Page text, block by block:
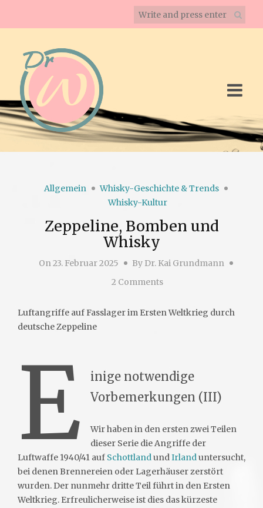
Allgemein
Whisky-Geschichte & Trends
Whisky-Kultur
Zeppeline, Bomben und
Whisky
On23. Februar 2025 By Dr. Kai Grundmann
2 Comments
Luftangriffe auf Fasslager im Ersten Weltkrieg durch
deutsche Zeppeline
E
inige notwendige
Vorbemerkungen (III)
Wir haben in den ersten zwei Teilen
dieser Serie die Angriffe der
Luftwaffe 1940/41 auf SchottlandundIrlanduntersucht,
bei denen Brennereien oder Lagerhäuser zerstört
wurden. Der nunmehr dritte Teil führt in den Ersten
Weltkrieg. Erfreulicherweise ist dies das kürzeste